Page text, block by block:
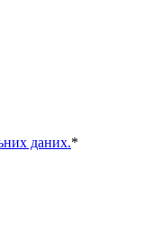
даних.*